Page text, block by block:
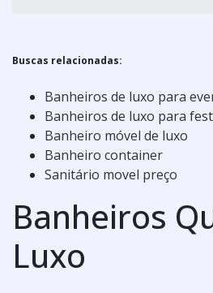
Buscas relacionadas:
Banheiros de luxo para
Banheiros de luxo para
Banheiro móvel de luxo
Banheiro container
Sanitário movel preço
Banheiros
Luxo